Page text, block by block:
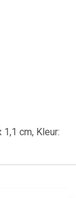
cm, Kleur: